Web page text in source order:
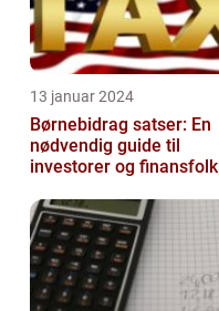
13 januar 2024
Børnebidrag satser: En
nødvendig guide til
investorer og finansfolk